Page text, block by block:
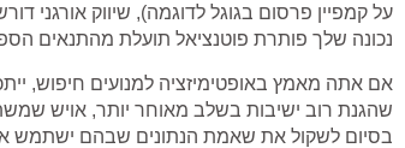
על קמפיין פרסום בגוגל לדוגמה), שיווק
נכונה שלך פותרת פוטנציאל תועלת מהתנאים
אם אתה מאמץ באופטימיזציה למנועים חיפוש,
שהגנת רוב ישיבות בשלב מאוחר יותר, אויש
בסיום לשקול את שאמת הנתונים שבהם ישתמש